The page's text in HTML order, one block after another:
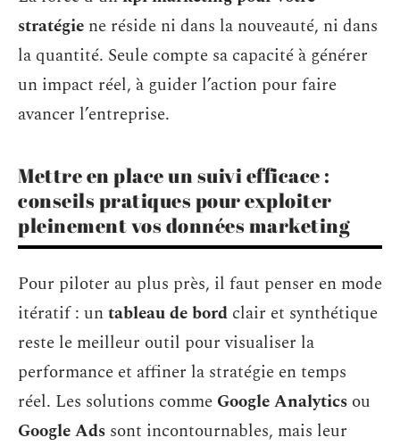
stratégie ne réside ni dans la nouveauté, ni dans
la quantité. Seule compte sa capacité à générer
un impact réel, à guider l’action pour faire
avancer l’entreprise.
Mettre en place un suivi efficace :
conseils pratiques pour exploiter
pleinement vos données marketing
Pour piloter au plus près, il faut penser en mode
itératif : untableau de bord clair et synthétique
reste le meilleur outil pour visualiser la
performance et affiner la stratégie en temps
réel. Les solutions comme Google Analytics ou
Google Ads sont incontournables, mais leur